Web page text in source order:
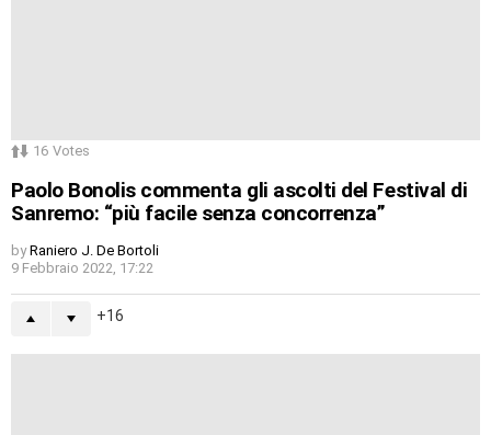
16 Votes
Paolo Bonolis commenta gli ascolti del Festival di
Sanremo: “più facile senza concorrenza”
by Raniero J. De Bortoli
9 Febbraio 2022, 17:22
16